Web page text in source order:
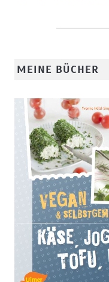
MEINE BÜCHER